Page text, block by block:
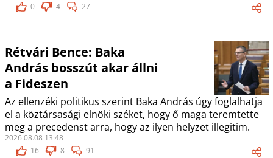
0
4 27
Rétvári Bence: Baka
András bosszút akar állni
a Fideszen
Az ellenzéki politikus szerint Baka András úgy foglalhatja
el a köztársasági elnöki széket, hogy ő maga teremtette
meg a precedenst arra, hogy az ilyen helyzet illegitim.
2026.08.08 13:48
16
8 91